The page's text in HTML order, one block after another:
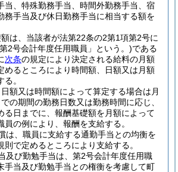
当、特殊勤務手当、時間外勤務手当、宿
務手当及び休日勤務手当に相当する額を
は、当該者が法第22条の2第1項第2号に
2号会計年度任用職員」という。)である
次条の規定により決定される給料の月額
めるところにより時間額、日額又は月額
。
額又は時間額によって算定する場合は月
の期間の勤務日数又は勤務時間に応じ、
る日までに、報酬基礎額を月額によって
員の例により、報酬を支給する。
は、職員に支給する通勤手当との均衡を
則で定めるところにより支給する。
及び勤勉手当は、第2号会計年度任用職
手当及び勤勉手当との権衡を考慮して町